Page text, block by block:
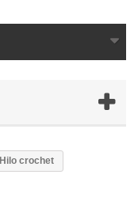
Hilo crochet